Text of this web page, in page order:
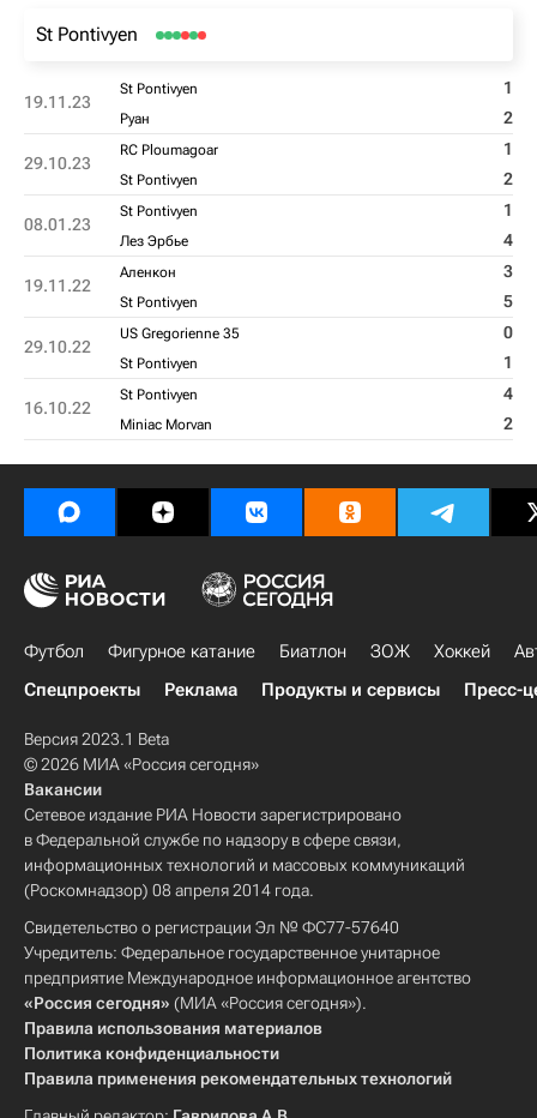
St Pontivyen
19.11.23
St Pontivyen 1
Руан 2
29.10.23
RC Ploumagoar 1
St Pontivyen 2
08.01.23
St Pontivyen 1
Лез Эрбье 4
19.11.22
Аленкон 3
St Pontivyen 5
29.10.22
US Gregorienne 35 0
St Pontivyen 1
16.10.22
St Pontivyen 4
Miniac Morvan 2
Футбол Фигурное катание Биатлон ЗОЖ Хоккей
Спецпроекты
Реклама Продукты и сервисы Пресс-
Версия 2023.1 Beta
© 2026 МИА «Россия сегодня»
Вакансии
Сетевое издание РИА Новости зарегистрировано
в Федеральной службе по надзору в сфере связи,
информационных технологий и массовых коммуникаций
(Роскомнадзор) 08 апреля 2014 года.
Свидетельство о регистрации Эл № ФС77-57640
Учредитель: Федеральное государственное унитарное
предприятие Международное информационное агентство
«Россия сегодня» (МИА «Россия сегодня»).
Правила использования материалов
Политика конфиденциальности
Правила применения рекомендательных технологий